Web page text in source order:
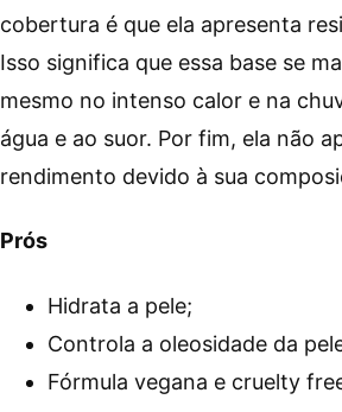
cobertura é que ela apresenta
Isso significa que essa base se
mesmo no intenso calor e na
água e ao suor. Por fim, ela não
rendimento devido à sua
Prós
Hidrata a pele;
Controla a oleosidade da
Fórmula vegana e cruelty